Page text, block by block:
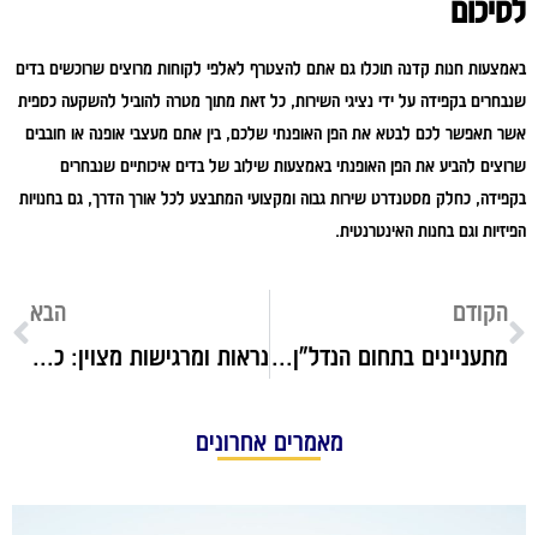
לסיכום
באמצעות חנות קדנה תוכלו גם אתם להצטרף לאלפי לקוחות מרוצים שרוכשים בדים
שנבחרים בקפידה על ידי נציגי השירות, כל זאת מתוך מטרה להוביל להשקעה כספית
אשר תאפשר לכם לבטא את הפן האופנתי שלכם, בין אתם מעצבי אופנה או חובבים
שרוצים להביע את הפן האופנתי באמצעות שילוב של בדים איכותיים שנבחרים
בקפידה, כחלק מסטנדרט שירות גבוה ומקצועי המתבצע לכל אורך הדרך, גם בחנויות
הפיזיות וגם בחנות האינטרנטית.
הקודם
מתעניינים בתחום הנדל"ן? לאתר מגדילים יש מה לחדש לכם
הבא
נראות ומרגישות מצוין: כשמדובר בטיפולי אסתטיקה, מגזין לינדה הוא הכתובת בשבילכן
מאמרים אחרונים